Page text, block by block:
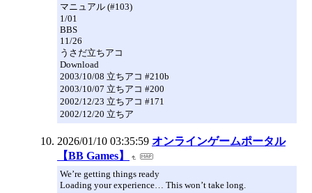
マニュアル (#103)
1/01
BBS
11/26
うさだ立ちアコ
Download
2003/10/08 立ちアコ #210b
2003/10/07 立ちアコ #200
2002/12/23 立ちアコ #171
2002/12/20 立ちア
2026/01/10 03:35:59 オンラインゲームポータル
【BB Games】
We’re getting things ready
Loading your experience… This won’t take long.